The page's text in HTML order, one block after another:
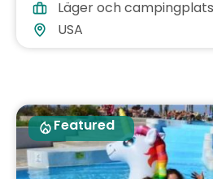
Läger och campingplats
USA
Featured